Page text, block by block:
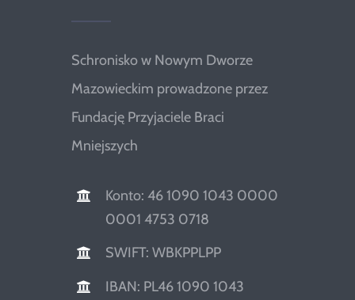
Schronisko w Nowym Dworze
Mazowieckim prowadzone przez
Fundację Przyjaciele Braci
Mniejszych
Konto: 46 1090 1043 0000
0001 4753 0718
SWIFT: WBKPPLPP
IBAN: PL46 1090 1043